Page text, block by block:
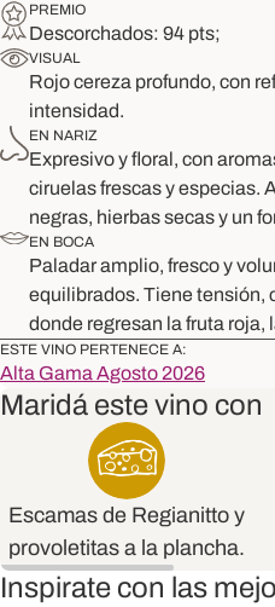
PREMIO
Descorchados: 94 pts;
VISUAL
Rojo cereza profundo, con
intensidad.
EN NARIZ
Expresivo y floral, con
ciruelas frescas y especias.
negras, hierbas secas y un
EN BOCA
Paladar amplio, fresco y
equilibrados. Tiene tensión,
donde regresan la fruta roja,
ESTE VINO PERTENECE A:
Alta Gama Agosto 2026
Maridá este vino con
Escamas de Regianitto y
provoletitas a la plancha.
Inspirate con las